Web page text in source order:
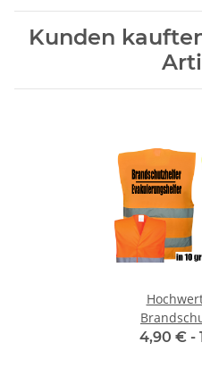
Kunden
4,90 € -